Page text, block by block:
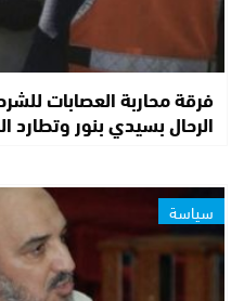
فرقة محاربة العصابات
الرحال بسيدي بنور
سياسة